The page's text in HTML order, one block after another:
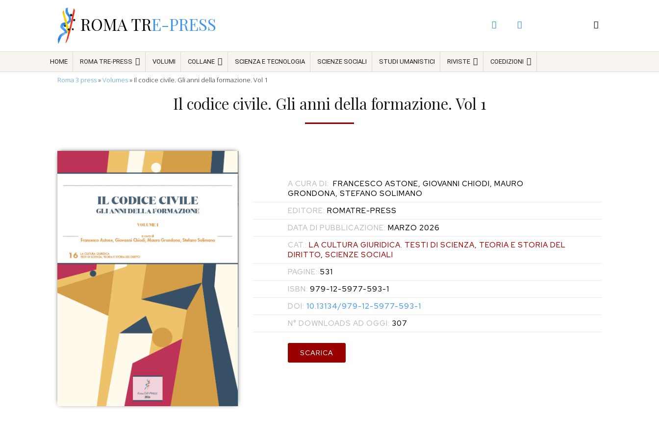
ROMA TRE-PRESS
HOME ROMA TRE-PRESS VOLUMI COLLANE SCIENZA E TECNOLOGIA SCIENZE SOCIALI STUDI UMANISTICI RIVISTE COEDIZIONI
Roma 3 press»Volumes» Il codice civile. Gli anni della formazione. Vol 1
Il codice civile. Gli anni della formazione. Vol 1
A CURA DI: FRANCESCO ASTONE, GIOVANNI CHIODI, MAURO
GRONDONA, STEFANO SOLIMANO
EDITORE: ROMATRE-PRESS
DATA DI PUBBLICAZIONE: MARZO 2026
CAT.: LA CULTURA GIURIDICA. TESTI DI SCIENZA, TEORIA E STORIA DEL
DIRITTO,SCIENZE SOCIALI
PAGINE: 531
ISBN: 979-12-5977-593-1
DOI: 10.13134/979-12-5977-593-1
N° DOWNLOADS AD OGGI: 307
SCARICA